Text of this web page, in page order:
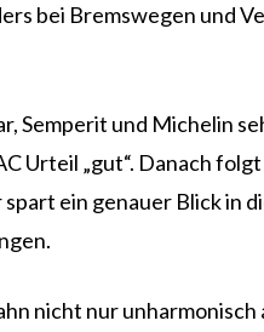
bei Bremswegen und
Semperit und Michelin
Urteil „gut“. Danach
ein genauer Blick in
nicht nur